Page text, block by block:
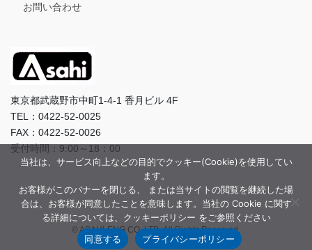
お問い合わせ
東京都武蔵野市中町1-4-1 香月ビル 4F
TEL：0422-52-0025
FAX：0422-52-0026
受付時間：9:00～18：00
© ASAHI-ENG CO.,LTD. All Rights Reserved.
当社は、サービス向上などの目的でクッキー(Cookie)を使用してい
ます。
お客様がこのバナーを閉じる、 または当サイトの閲覧を継続した場
合は、お客様が同意したことを意味します。当社の Cookie に関す
る詳細については、クッキーポリシー をご参照ください
同意する
プライバシーポリシー